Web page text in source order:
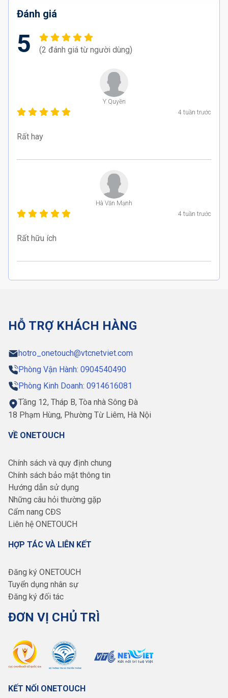
Đánh giá
5 (2 đánh giá từ người dùng)
Y Quyền
4 tuần trước
Hà Văn Mạnh
4 tuần trước
HỖ TRỢ KHÁCH HÀNG
hotro_onetouch@vtcnetviet.com
Phòng Vận Hành: 0904540490
Phòng Kinh Doanh: 0914616081
Tầng 12, Tháp B, Tòa nhà Sông Đà
18 Phạm Hùng, Phường Từ Liêm, Hà Nội
VỀ ONETOUCH
Chính sách và quy định chung
Chính sách bảo mật thông tin
Hướng dẫn sử dụng
Những câu hỏi thường gặp
Cẩm nang CĐS
Liên hệ ONETOUCH
HỢP TÁC VÀ LIÊN KẾT
Đăng ký ONETOUCH
Tuyển dụng nhân sự
Đăng ký đối tác
ĐƠN VỊ CHỦ TRÌ
KẾT NỐI ONETOUCH